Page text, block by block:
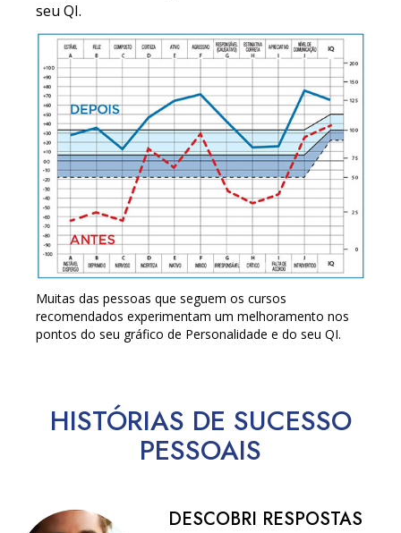
seu QI.
Muitas das pessoas que seguem os cursos
recomendados experimentam um melhoramento nos
pontos do seu gráfico de Personalidade e do seu QI.
HISTÓRIAS DE SUCESSO
PESSOAIS
DESCOBRI RESPOSTAS